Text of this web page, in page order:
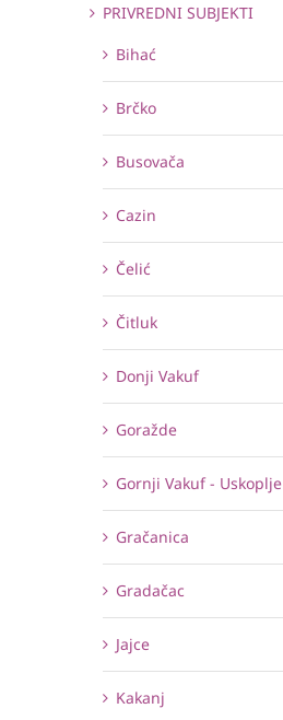
PRIVREDNI SUBJEKTI
Bihać
Brčko
Busovača
Cazin
Čelić
Čitluk
Donji Vakuf
Goražde
Gornji Vakuf - Uskoplje
Gračanica
Gradačac
Jajce
Kakanj